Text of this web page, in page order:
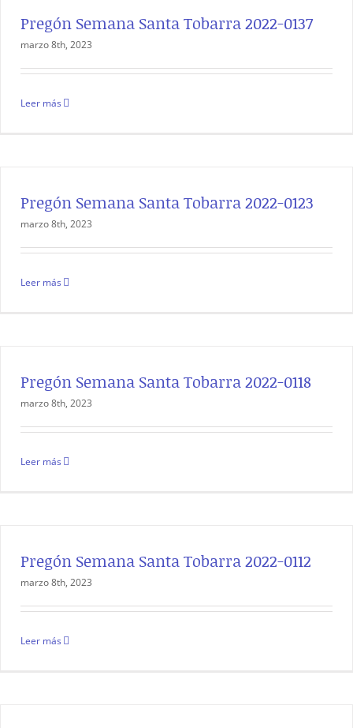
Pregón Semana Santa Tobarra 2022-0137
marzo 8th, 2023
Leer más
Pregón Semana Santa Tobarra 2022-0123
marzo 8th, 2023
Leer más
Pregón Semana Santa Tobarra 2022-0118
marzo 8th, 2023
Leer más
Pregón Semana Santa Tobarra 2022-0112
marzo 8th, 2023
Leer más